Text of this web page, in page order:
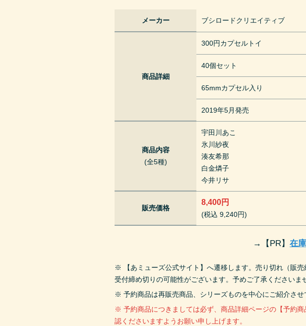
メーカー ブシロードクリエイティブ
商品詳細
300円カプセルトイ
40個セット
65mmカプセル入り
2019年5月発売
商品内容
(全5種)
宇田川あこ
氷川紗夜
湊友希那
白金燐子
今井リサ
販売価格
8,400円
(税込 9,240円)
→ 【PR】在
※ 【あミューズ公式サイト】へ遷移します。売り切れ（販
受付締め切りの可能性がございます。予めご了承くださいま
※ 予約商品は再販売商品、シリーズものを中心にご紹介させ
※ 予約商品につきましては必ず、商品詳細ページの【予約
認くださいますようお願い申し上げます。